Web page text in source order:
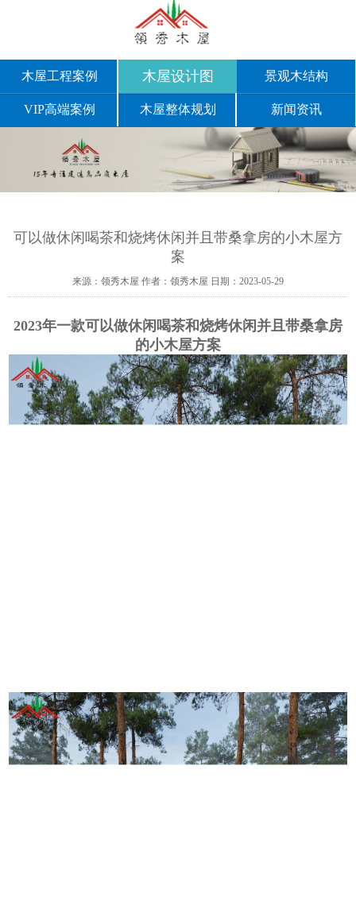
木屋工程案例 木屋设计图 景观木结构
VIP高端案例 木屋整体规划 新闻资讯
可以做休闲喝茶和烧烤休闲并且带桑拿房的小木屋方
案
来源：领秀木屋 作者：领秀木屋 日期：2023-05-29
2023年一款可以做休闲喝茶和烧烤休闲并且带桑拿房
的小木屋方案